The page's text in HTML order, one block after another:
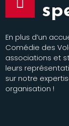
En plus d’un
Comédie des
associations et
leurs
sur notre
organisation !